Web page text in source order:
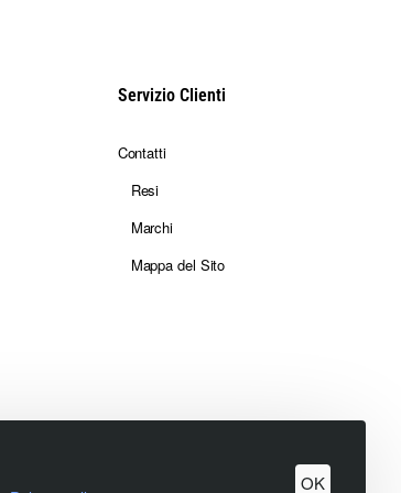
OK
Servizio Clienti
Contatti
Resi
Marchi
Mappa del Sito